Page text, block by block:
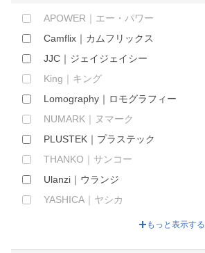
ほしいもの
お知らせ
APOWER｜エー・パワー
Camflix｜カムフリックス
JJC｜ジェイジェイシー
King｜キング
Lomography｜ロモグラフィー
NUMARK｜ヌマーク
PLUSTEK｜プラステック
THANKO｜サンコー
Ulanzi｜ウランジ
YASHICA｜ヤシカ
もっと表示する